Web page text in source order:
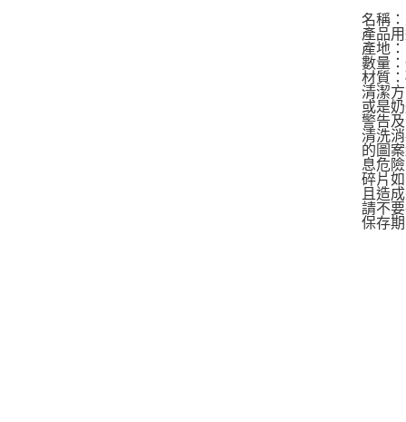
名稱
產品
產地
數量
材質
清潔
或是
警告
清洗
的圖
息危
碎片
且造
請不
保存